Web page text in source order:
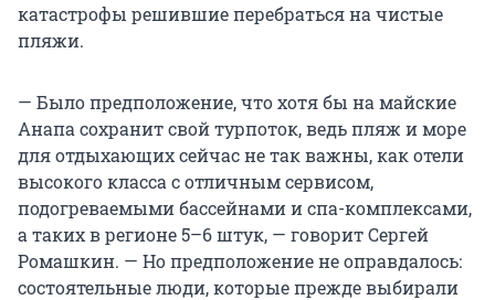
катастрофы решившие перебраться на чистые
пляжи.
— Было предположение, что хотя бы на майские
Анапа сохранит свой турпоток, ведь пляж и море
для отдыхающих сейчас не так важны, как отели
высокого класса с отличным сервисом,
подогреваемыми бассейнами и спа-комплексами,
а таких в регионе 5–6 штук, — говорит Сергей
Ромашкин. — Но предположение не оправдалось:
состоятельные люди, которые прежде выбирали